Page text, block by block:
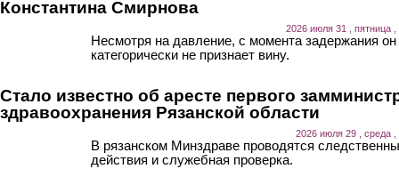
Константина Смирнова
2026 июля 31 , пятница ,
Несмотря на давление, с момента задержания он
категорически не признает вину.
Стало известно об аресте первого
здравоохранения Рязанской области
2026 июля 29 , среда ,
В рязанском Минздраве проводятся
действия и служебная проверка.